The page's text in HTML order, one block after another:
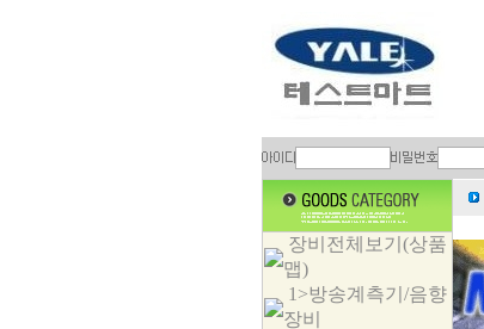
장비전체보기(상품
맵)
1>방송계측기/음향
장비